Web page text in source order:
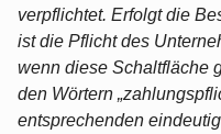
verpflichtet. Erfolgt die
ist die Pflicht des
wenn diese Schaltfläche
den Wörtern
entsprechenden